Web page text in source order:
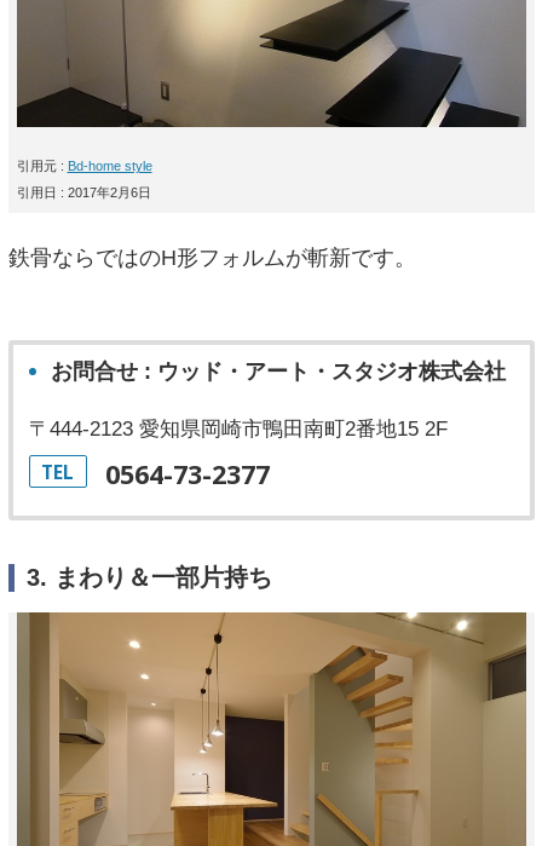
引用元 : Bd-home style
引用日 : 2017年2月6日
鉄骨ならではのH形フォルムが斬新です。
お問合せ : ウッド・アート・スタジオ株式会社
〒444-2123 愛知県岡崎市鴨田南町2番地15 2F
TEL 0564-73-2377
3. まわり＆一部片持ち